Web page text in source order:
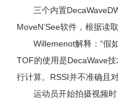
三个内置
MoveN’See软件，根据读
Willemenot解释：“假
TOF的使用是DecaWave
行计算。RSSI并不准确且
运动员开始拍摄视频